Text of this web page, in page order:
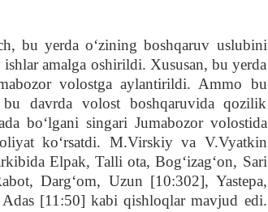
bu yerda oʻzining boshqaruv uslubini
amalga oshirildi. Xususan, bu yerda
volostga aylantirildi. Ammo bu
davrda volost boshqaruvida qozilik
boʻlgani singari Jumabozor volostida
koʻrsatdi. M.Virskiy va V.Vyatkin
Elpak, Talli ota, Bogʻizagʻon, Sari
Dargʻom, Uzun [10:302], Yastepa,
[11:50] kabi qishloqlar mavjud edi.